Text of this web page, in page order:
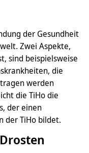
der Gesundheit
Zwei Aspekte,
sind beispielsweise
die
werden
die TiHo die
der einen
der TiHo bildet.